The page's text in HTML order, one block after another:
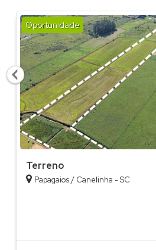
Oportunidade
Terreno
Papagaios / Canelinha - SC